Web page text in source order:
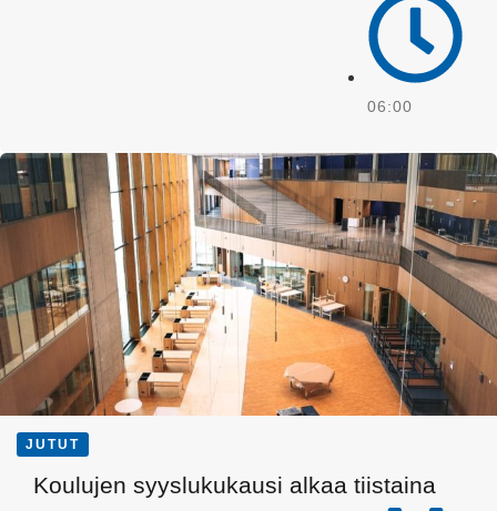
Email
06:00
JUTUT
Koulujen syyslukukausi alkaa tiistaina